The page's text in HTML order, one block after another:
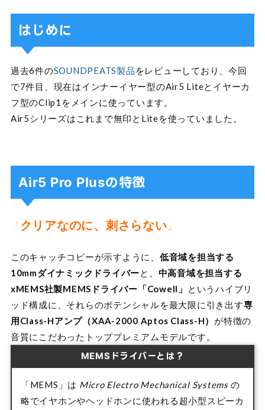
はじめに
過去6件のSOUNDPEATS製品 をレビューしており、今回
で7件目、現在はインナーイヤー型のAir5 Liteとイヤーカ
フ型のClip1をメインに使っています。
Air5シリーズはこれまで無印とLiteを使っていました。
Air5 Pro Plusの特徴
「クリアなのに、刺さらない 」
このキャッチコピーが示すように、 低音域を担当する
10mmダイナミックドライバーと、 中高音域を担当する
xMEMS社製MEMSドライバー「Cowell」
というハイブリ
ッド構成に、それらのポテンシャルを最大限に引き出す専
用Class-Hアンプ（XAA-2000 Aptos Class-H） が特徴の
音質にこだわったトッププレミアムモデルです。
MEMSドライバーとは？
「MEMS」は Micro Electro Mechanical Systemsの
略でイヤホンやヘッドホンに使われる超小型スピーカ